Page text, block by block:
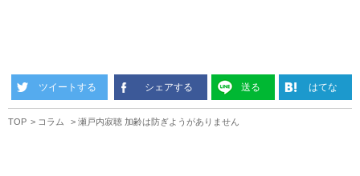
ツイートする シェアする 送る はてな
TOP コラム 瀬戸内寂聴 加齢は防ぎようがありません